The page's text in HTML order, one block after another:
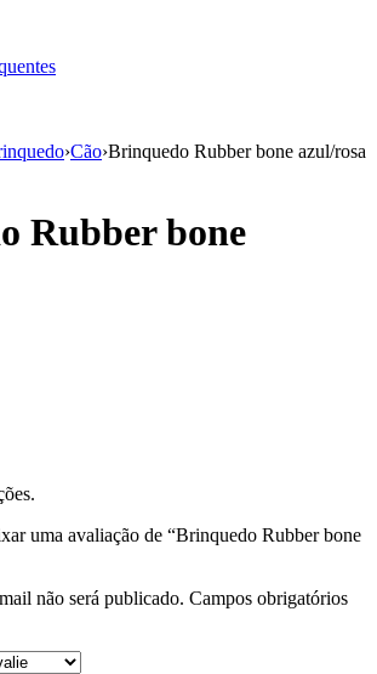
›Cão›Brinquedo Rubber bone azul/rosa
Rubber bone
uma avaliação de “Brinquedo Rubber bone
não será publicado. Campos obrigatórios